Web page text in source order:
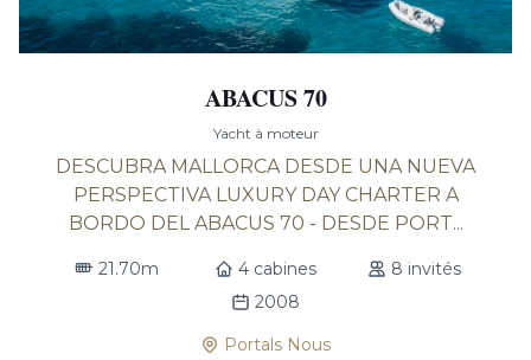
ABACUS 70
Yacht à moteur
DESCUBRA MALLORCA DESDE UNA NUEVA
PERSPECTIVA LUXURY DAY CHARTER A
BORDO DEL ABACUS 70 - DESDE PORT...
21.70m 4 cabines
8 invités
2008
Portals Nous